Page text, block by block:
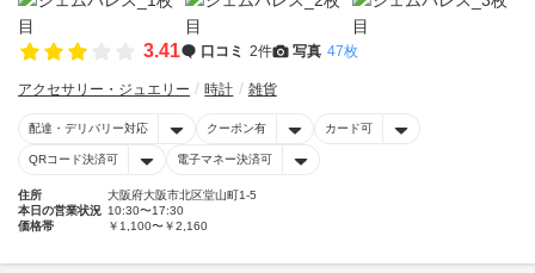
3.41 口コミ 2件 写真 47枚
アクセサリー・ジュエリー 時計 雑貨
配達・デリバリー対応 クーポン有 カード可
QRコード決済可 電子マネー決済可
住所
大阪府大阪市北区堂山町1-5
本日の営業状況 10:30〜17:30
価格帯
￥1,100〜￥2,160